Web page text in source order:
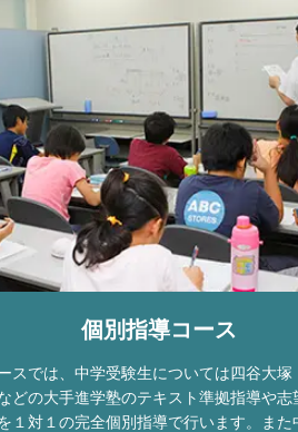
個別指導コース
スでは、中学受験生については四谷大塚
どの大手進学塾のテキスト準拠指導や
１対１の完全個別指導で行います。また